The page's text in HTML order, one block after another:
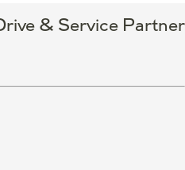
& Service Partner